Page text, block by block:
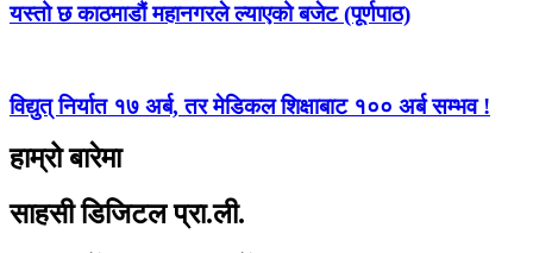
यस्तो छ काठमाडौं महानगरले ल्याएको बजेट (पूर्णपाठ)
विद्युत् निर्यात १७ अर्ब, तर मेडिकल शिक्षाबाट १०० अर्ब सम्भव !
हाम्रो बारेमा
साहसी डिजिटल प्रा.ली.